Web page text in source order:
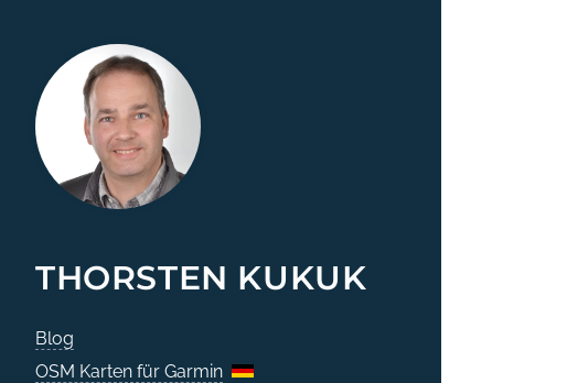
THORSTEN KUKUK
Blog
OSM Karten für Garmin